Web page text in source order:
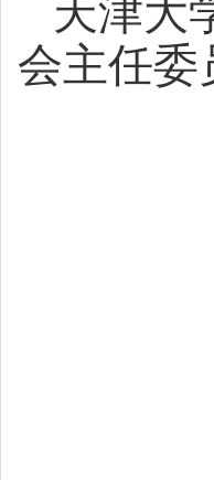
天津大
会主任委